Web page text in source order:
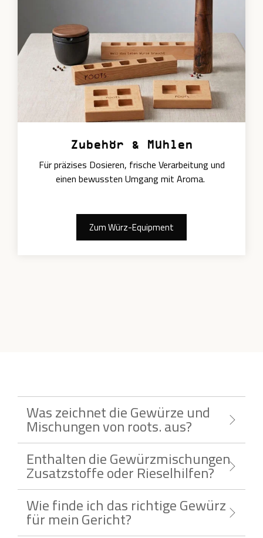
Zubehör & Mühlen
Für präzises Dosieren, frische Verarbeitung und
einen bewussten Umgang mit Aroma.
Zum Würz-Equipment
Was zeichnet die Gewürze und
Mischungen von roots. aus?
Enthalten die Gewürzmischungen
Zusatzstoffe oder Rieselhilfen?
Wie finde ich das richtige Gewürz
für mein Gericht?